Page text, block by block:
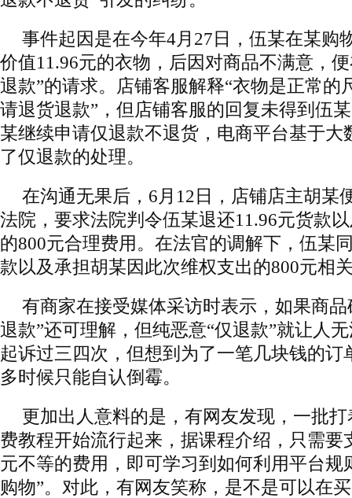
事件起因是在今年4月27日，伍某在某购
价值11.96元的衣物，后因对商品不满意，
退款”的请求。店铺客服解释“衣物是正常的
请退货退款”，但店铺客服的回复未得到伍
某继续申请仅退款不退货，电商平台基于大
了仅退款的处理。
在沟通无果后，6月12日，店铺店主胡某
法院，要求法院判令伍某退还11.96元货款
的800元合理费用。在法官的调解下，伍某
款以及承担胡某因此次维权支出的800元相
有商家在接受媒体采访时表示，如果商
退款”还可理解，但纯恶意“仅退款”就让人
起诉过三四次，但想到为了一笔几块钱的订
多时候只能自认倒霉。
更加出人意料的是，有网友发现，一批
费教程开始流行起来，据课程介绍，只需要
元不等的费用，即可学习到如何利用平台规
购物”。对此，有网友笑称，是不是可以在